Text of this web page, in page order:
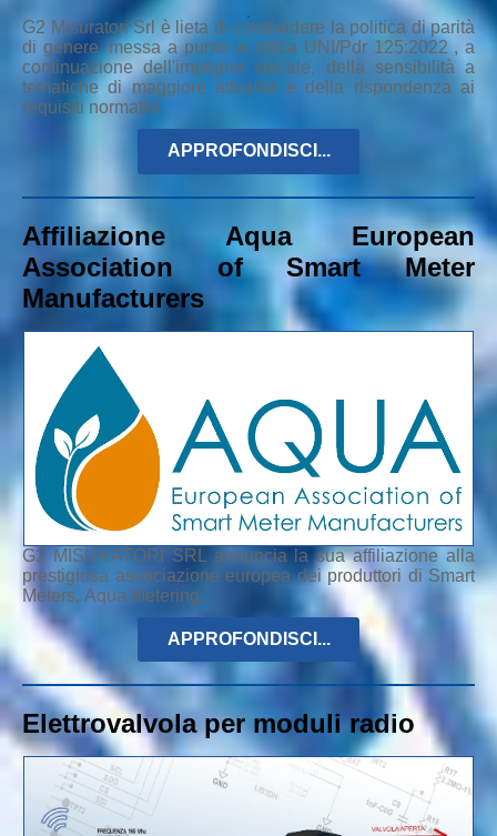
G2 Misuratori Srl è lieta di condividere la politica di parità
di genere, messa a punto in ottica UNI/Pdr 125:2022 , a
continuazione dell'impegno sociale, della sensibilità a
tematiche di maggiore attualità e della rispondenza ai
requisiti normativi
APPROFONDISCI...
Affiliazione Aqua European
Association of Smart Meter
Manufacturers
G2 MISURATORI SRL annuncia la sua affiliazione alla
prestigiosa associazione europea dei produttori di Smart
Meters, Aqua Metering.
APPROFONDISCI...
Elettrovalvola per moduli radio